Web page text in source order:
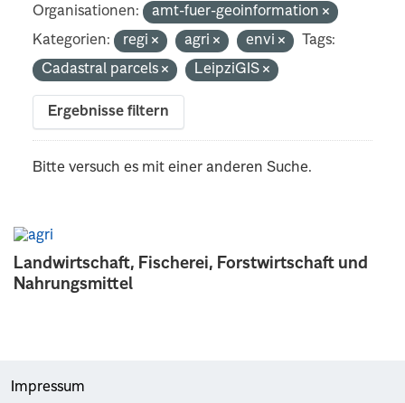
Landwirtschaft, Fischerei, Forstwirtschaft und
Nahrungsmittel
Organisationen:
amt-fuer-geoinformation
Kategorien:
regi agri envi
Tags:
Cadastral parcels
LeipziGIS
Ergebnisse filtern
Bitte versuch es mit einer anderen Suche.
Impressum